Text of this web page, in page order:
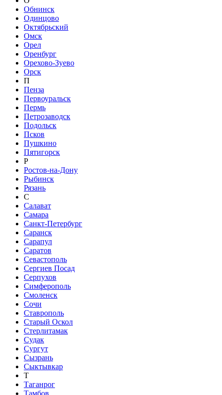
Обнинск
Одинцово
Октябрьский
Омск
Орел
Оренбург
Орехово-Зуево
Орск
П
Пенза
Первоуральск
Пермь
Петрозаводск
Подольск
Псков
Пушкино
Пятигорск
Р
Ростов-на-Дону
Рыбинск
Рязань
С
Салават
Самара
Санкт-Петербург
Саранск
Сарапул
Саратов
Севастополь
Сергиев Посад
Серпухов
Симферополь
Смоленск
Сочи
Ставрополь
Старый Оскол
Стерлитамак
Судак
Сургут
Сызрань
Сыктывкар
Т
Таганрог
Тамбов